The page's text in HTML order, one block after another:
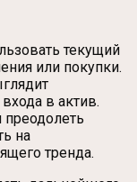
текущий
или покупки.
в актив.
преодолеть
на
тренда.